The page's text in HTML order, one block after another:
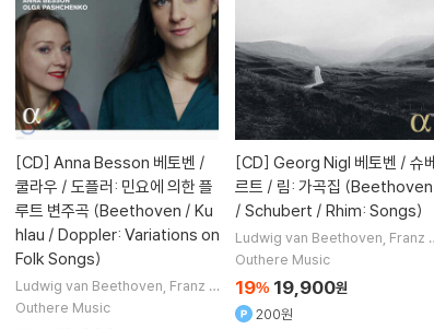
[CD] Anna Besson 베토벤 /
쿨라우 / 도플러: 민요에 의한 플
루트 변주곡 (Beethoven / Ku
hlau / Doppler: Variations on
Folk Songs)
Ludwig van Beethoven Franz D
oppler Friedrich Kuhlau
Outhere Music
[CD] Georg Nigl 베토벤 / 슈
르트 / 림: 가곡집 (Beethoven
/ Schubert / Rhim: Songs)
Ludwig van Beethoven Franz S
chubert Wolfgang Rihm
Outhere Music
19% 19,900원
200원